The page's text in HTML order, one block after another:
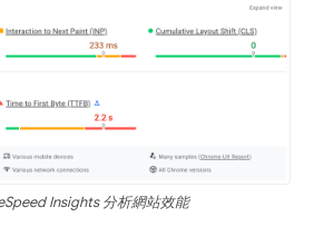
Insights 分析網站效能